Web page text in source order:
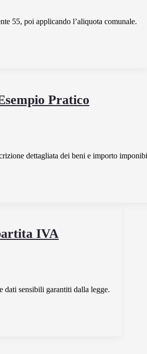
55, poi applicando l’aliquota comunale.
Pratico
dettagliata dei beni e importo
IVA
dati sensibili garantiti dalla legge.